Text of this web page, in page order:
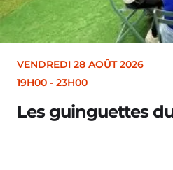
VENDREDI 28 AOÛT 2026
19H30
Merle [Un dernier